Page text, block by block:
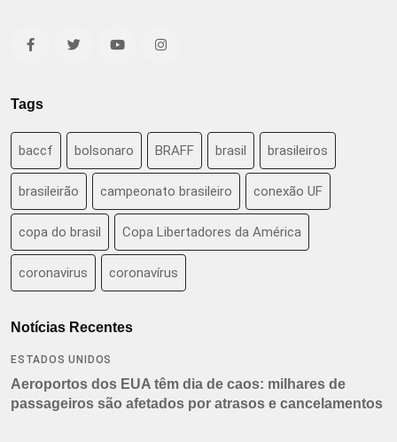
Tags
baccf bolsonaro BRAFF brasil brasileiros
brasileirão campeonato brasileiro conexão UF
copa do brasil Copa Libertadores da América
coronavirus coronavírus
Notícias Recentes
ESTADOS UNIDOS
Aeroportos dos EUA têm dia de caos: milhares de
passageiros são afetados por atrasos e cancelamentos